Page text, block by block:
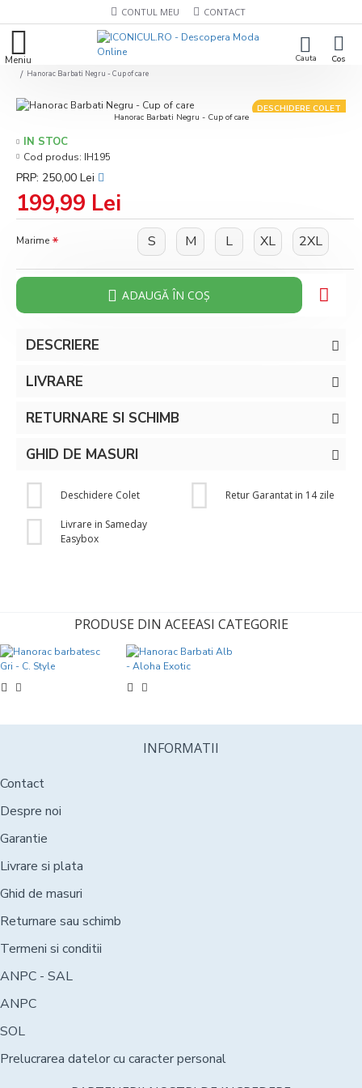
CONTUL MEU CONTACT
Hanorac Barbati Negru - Cup of care
DESCHIDERE COLET
Hanorac Barbati Negru - Cup of care
199,99 Lei
PRP: 250,00 Lei
IN STOC
Cod produs: IH195
Marime S M L XL 2XL
ADAUGĂ ÎN COŞ
DESCRIERE
LIVRARE
RETURNARE SI SCHIMB
GHID DE MASURI
Deschidere Colet Retur Garantat in 14 zile
Livrare in Sameday
Easybox
PRODUSE DIN ACEEASI CATEGORIE
INFORMATII
Contact
Despre noi
Garantie
Livrare si plata
Ghid de masuri
Returnare sau schimb
Termeni si conditii
ANPC - SAL
ANPC
SOL
Prelucrarea datelor cu caracter personal